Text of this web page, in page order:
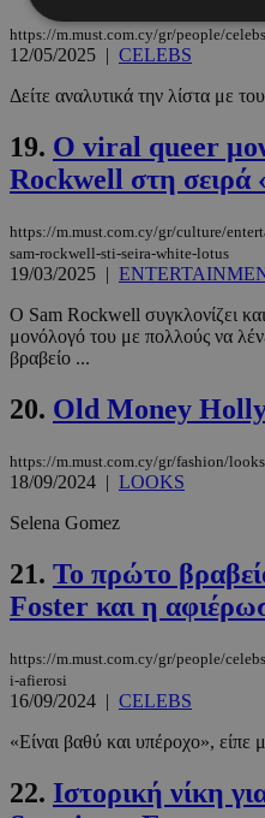
https://m.must.com.cy/gr/people/
12/05/2025 | CELEBS
Δείτε αναλυτικά την λίστα με
19. Ο viral queer
Rockwell στη
https://m.must.com.cy/gr/culture/
sam-rockwell-sti-seira-white-lotus
19/03/2025 |
Ο Sam Rockwell συγκλονίζει
μονόλογό του με πολλούς να
βραβείο ...
20. Old Money
https://m.must.com.cy/gr/fashion/
18/09/2024 | LOOKS
Selena Gomez
21. Το πρώτο
Foster και η
https://m.must.com.cy/gr/people/
i-afierosi
16/09/2024 | CELEBS
«Είναι βαθύ και υπέροχο», είπε
22. Ιστορική νίκη
Στόχευσης
Μη
Τα απολύτως
Ο ιστότοπος δεν
χωρίς τα απολύτως
Ονοματεπώνυμο
PinToTopCookie
__cf_bm
Privacy Policy